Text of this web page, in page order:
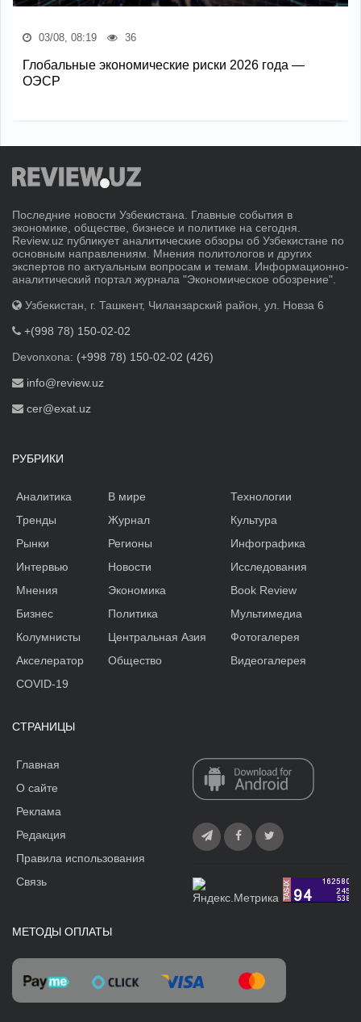
03/08, 08:19 36
Глобальные экономические риски 2026 года —
ОЭСР
Последние новости Узбекистана. Главные события в
экономике, обществе, бизнесе и политике на сегодня.
Review.uz публикует аналитические обзоры об Узбекистане по
основным направлениям. Мнения политологов и других
экспертов по актуальным вопросам и темам. Информационно-
аналитический портал журнала "Экономическое обозрение".
Узбекистан, г. Ташкент, Чиланзарский район, ул. Новза 6
+(998 78) 150-02-02
Devonxona: (+998 78) 150-02-02 (426)
info@review.uz
cer@exat.uz
РУБРИКИ
Аналитика
Тренды
Рынки
Интервью
Мнения
Бизнес
Колумнисты
Акселератор
В мире
Журнал
Регионы
Новости
Экономика
Политика
Центральная Азия
Общество
Технологии
Культура
Инфографика
Исследования
Book Review
Мультимедиа
Фотогалерея
Видеогалерея
COVID-19
СТРАНИЦЫ
Главная
О сайте
Реклама
Редакция
Правила использования
Связь
МЕТОДЫ ОПЛАТЫ